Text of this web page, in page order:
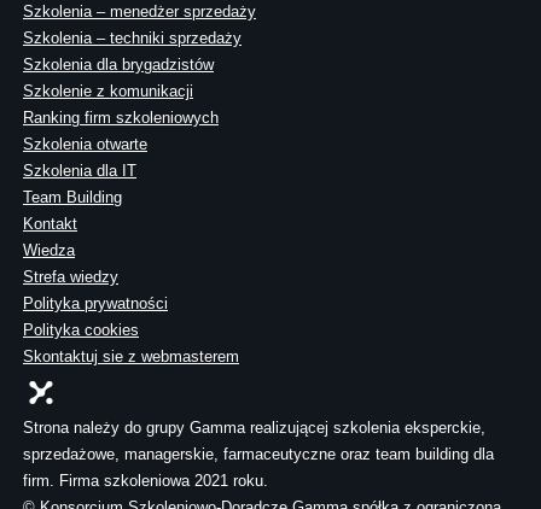
Szkolenia – menedżer sprzedaży
Szkolenia – techniki sprzedaży
Szkolenia dla brygadzistów
Szkolenie z komunikacji
Ranking firm szkoleniowych
Szkolenia otwarte
Szkolenia dla IT
Team Building
Kontakt
Wiedza
Strefa wiedzy
Polityka prywatności
Polityka cookies
Skontaktuj sie z webmasterem
Strona należy do grupy Gamma realizującej szkolenia eksperckie,
sprzedażowe, managerskie, farmaceutyczne oraz team building dla
firm. Firma szkoleniowa 2021 roku.